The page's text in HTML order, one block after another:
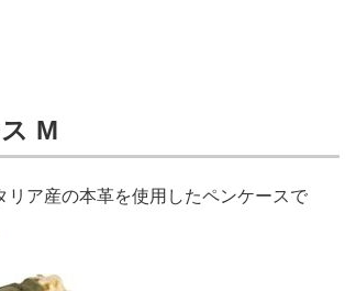
M
ア産の本革を使用したペンケースで